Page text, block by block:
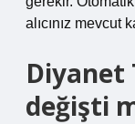
alıcınız
Diyanet
değişti